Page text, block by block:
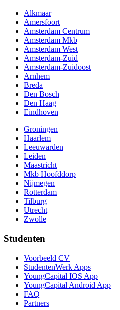
Alkmaar
Amersfoort
Amsterdam Centrum
Amsterdam Mkb
Amsterdam West
Amsterdam-Zuid
Amsterdam-Zuidoost
Arnhem
Breda
Den Bosch
Den Haag
Eindhoven
Groningen
Haarlem
Leeuwarden
Leiden
Maastricht
Mkb Hoofddorp
Nijmegen
Rotterdam
Tilburg
Utrecht
Zwolle
Studenten
Voorbeeld CV
StudentenWerk Apps
YoungCapital IOS App
YoungCapital Android App
FAQ
Partners